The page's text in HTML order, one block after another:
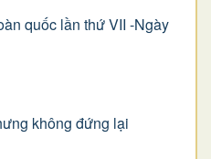
quốc lần thứ VII -Ngày
không đứng lại